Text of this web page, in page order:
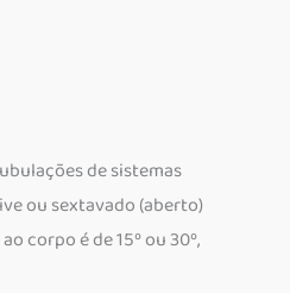
de sistemas
ou sextavado (aberto)
corpo é de 15º ou 30º,